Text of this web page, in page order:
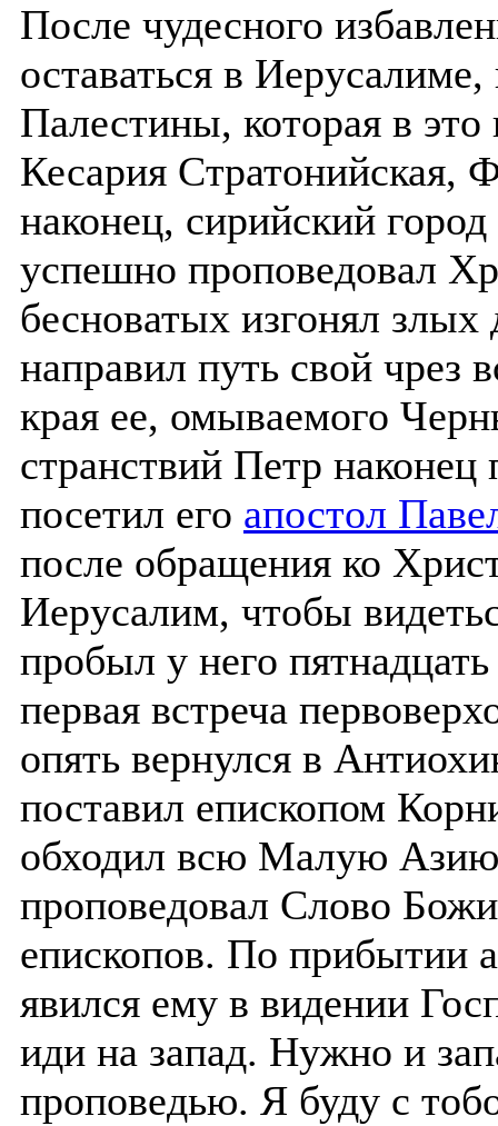
После чудесного
оставаться в
Палестины, которая в
Кесария Стратонийская,
наконец, сирийский
успешно проповедовал
бесноватых изгонял
направил путь свой
края ее, омываемого
странствий Петр
посетил его апостол
после обращения ко
Иерусалим, чтобы
пробыл у него
первая встреча
опять вернулся в
поставил епископом
обходил всю Малую
проповедовал Слово
епископов. По прибытии
явился ему в видении
иди на запад. Нужно и
проповедью. Я буду с